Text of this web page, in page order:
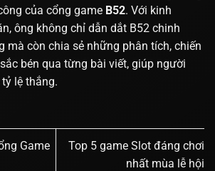
của cổng game B52. Với kinh
ông không chỉ dẫn dắt B52 chinh
mà còn chia sẻ những phân tích, chiến
bén qua từng bài viết, giúp người
lệ thắng.
Game
Top 5 game Slot đáng chơi
nhất mùa lễ hội